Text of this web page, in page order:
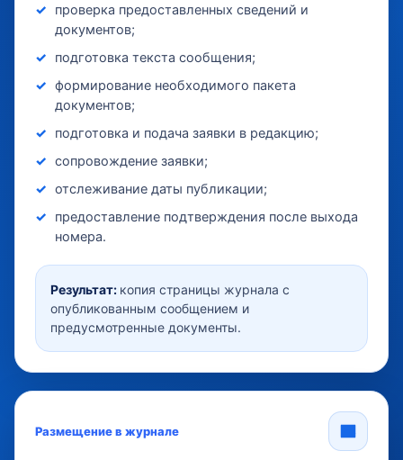
проверка предоставленных сведений и
документов;
подготовка текста сообщения;
формирование необходимого пакета
документов;
подготовка и подача заявки в редакцию;
сопровождение заявки;
отслеживание даты публикации;
предоставление подтверждения после выхода
номера.
Результат: копия страницы журнала с
опубликованным сообщением и
предусмотренные документы.
Размещение в журнале